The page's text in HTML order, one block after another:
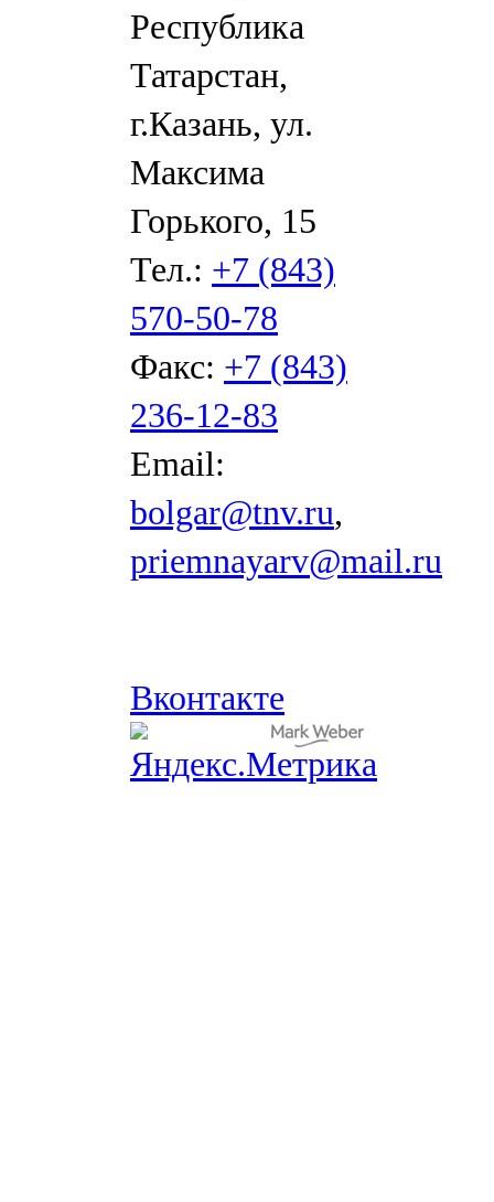
Республика
Татарстан,
г.Казань, ул.
Максима
Горького, 15
Тел.: +7 (843)
570-50-78
Факс: +7 (843)
236-12-83
Email:
bolgar@tnv.ru,
priemnayarv@mail.ru
Вконтакте